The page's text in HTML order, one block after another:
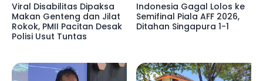
Viral Disabilitas Dipaksa
Makan Genteng dan Jilat
Rokok, PMII Pacitan Desak
Polisi Usut Tuntas
Indonesia Gagal Lolos ke
Semifinal Piala AFF 2026,
Ditahan Singapura 1-1